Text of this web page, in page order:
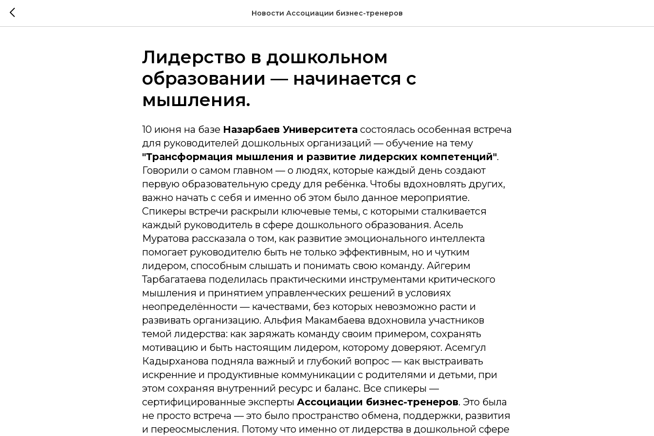
Новости Ассоциации бизнес-тренеров
Лидерство в дошкольном
образовании — начинается с
мышления.
10 июня на базе Назарбаев Университета состоялась особенная встреча
для руководителей дошкольных организаций — обучение на тему
"Трансформация мышления и развитие лидерских компетенций".
Говорили о самом главном — о людях, которые каждый день создают
первую образовательную среду для ребёнка. Чтобы вдохновлять других,
важно начать с себя и именно об этом было данное мероприятие.
Спикеры встречи раскрыли ключевые темы, с которыми сталкивается
каждый руководитель в сфере дошкольного образования. Асель
Муратова рассказала о том, как развитие эмоционального интеллекта
помогает руководителю быть не только эффективным, но и чутким
лидером, способным слышать и понимать свою команду. Айгерим
Тарбагатаева поделилась практическими инструментами критического
мышления и принятием управленческих решений в условиях
неопределённости — качествами, без которых невозможно расти и
развивать организацию. Альфия Макамбаева вдохновила участников
темой лидерства: как заряжать команду своим примером, сохранять
мотивацию и быть настоящим лидером, которому доверяют. Асемгул
Кадырханова подняла важный и глубокий вопрос — как выстраивать
искренние и продуктивные коммуникации с родителями и детьми, при
этом сохраняя внутренний ресурс и баланс. Все спикеры —
сертифицированные эксперты Ассоциации бизнес-тренеров. Это была
не просто встреча — это было пространство обмена, поддержки, развития
и переосмысления. Потому что именно от лидерства в дошкольной сфере